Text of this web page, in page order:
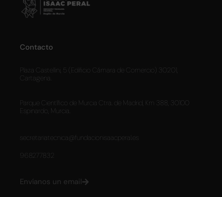
Contacto
Plaza Castellini, 5 (Edificio Cámara de Comercio) 30201,
Cartagena.
Parque Científico de Murcia Ctra. de Madrid, Km 388, 30100
Espinardo, Murcia.
secretariatecnica@fundacionisaacperal.es
968277832
Envíanos un email